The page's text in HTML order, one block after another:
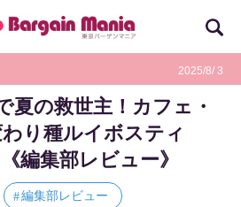
2025/8/ 3
夏の救世主！カフェ・
り種ルイボスティ
編集部レビュー》
編集部レビュー